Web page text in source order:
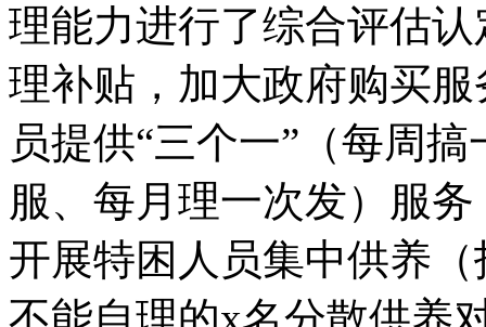
理能力进行了综合评估
理补贴，加大政府购买
员提供“三个一”（每周
服、每月理一次发）服
开展特困人员集中供养
不能自理的x名分散供养